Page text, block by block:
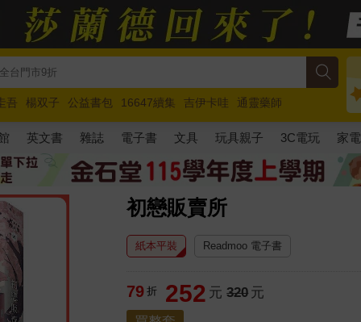
吾 楊双子 公益書包 16647續集 吉伊卡哇
通靈藥師
路邊攤新作
馬斯克 玩具總動員5 超慢跑
英文書 雜誌 電子書 文具 玩具親子 3C電玩 家電
初戀販賣所
紙本平裝 Readmoo 電子書
79 折 252 元 320 元